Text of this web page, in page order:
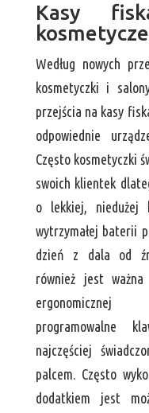
Kasy
Według nowych
kosmetyczki i
przejścia na kasy
odpowiednie
Często kosmetyczki
swoich klientek
o lekkiej, niedużej
wytrzymałej baterii
dzień z dala od
również jest
ergonomicznej
programowalne
najczęściej
palcem. Często
dodatkiem jest